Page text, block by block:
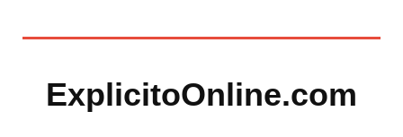
ExplicitoOnline.com